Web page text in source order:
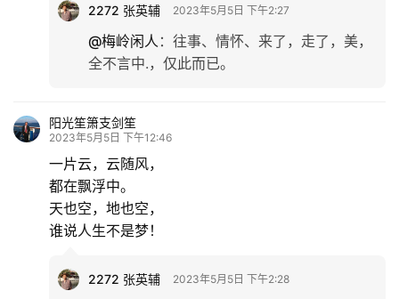
登录 注册
2272 张英辅 2023年5月5日 下午2:27
@梅岭闲人 ： 往事、情怀、来了，走了，美，
全不言中.，仅此而已。
阳光笙箫支剑笙
2023年5月5日 下午12:46
一片云，云随风，
都在飘浮中。
天也空，地也空，
谁说人生不是梦！
2272 张英辅 2023年5月5日 下午2:28